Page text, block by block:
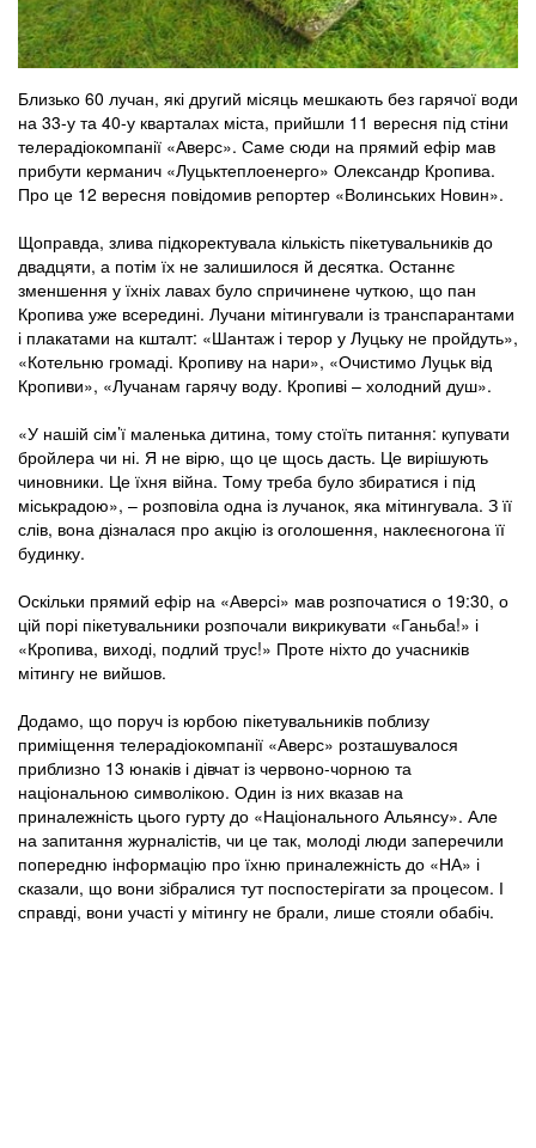
Близько 60 лучан, які другий місяць мешкають без гарячої води
на 33-у та 40-у кварталах міста, прийшли 11 вересня під стіни
телерадіокомпанії «Аверс». Саме сюди на прямий ефір мав
прибути керманич «Луцьктеплоенерго» Олександр Кропива.
Про це 12 вересня повідомив репортер «Волинських Новин».
Щоправда, злива підкоректувала кількість пікетувальників до
двадцяти, а потім їх не залишилося й десятка. Останнє
зменшення у їхніх лавах було спричинене чуткою, що пан
Кропива уже всередині. Лучани мітингували із транспарантами
і плакатами на кшталт: «Шантаж і терор у Луцьку не пройдуть»,
«Котельню громаді. Кропиву на нари», «Очистимо Луцьк від
Кропиви», «Лучанам гарячу воду. Кропиві – холодний душ».
«У нашій сім’ї маленька дитина, тому стоїть питання: купувати
бройлера чи ні. Я не вірю, що це щось дасть. Це вирішують
чиновники. Це їхня війна. Тому треба було збиратися і під
міськрадою», – розповіла одна із лучанок, яка мітингувала. З її
слів, вона дізналася про акцію із оголошення, наклеєногона її
будинку.
Оскільки прямий ефір на «Аверсі» мав розпочатися о 19:30, о
цій порі пікетувальники розпочали викрикувати «Ганьба!» і
«Кропива, виході, подлий трус!» Проте ніхто до учасників
мітингу не вийшов.
Додамо, що поруч із юрбою пікетувальників поблизу
приміщення телерадіокомпанії «Аверс» розташувалося
приблизно 13 юнаків і дівчат із червоно-чорною та
національною символікою. Один із них вказав на
приналежність цього гурту до «Національного Альянсу». Але
на запитання журналістів, чи це так, молоді люди заперечили
попередню інформацію про їхню приналежність до «НА» і
сказали, що вони зібралися тут поспостерігати за процесом. І
справді, вони участі у мітингу не брали, лише стояли обабіч.